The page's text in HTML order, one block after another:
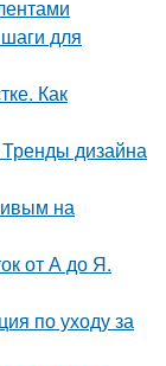
для
Как
дизайна
на
от А до Я.
по уходу за